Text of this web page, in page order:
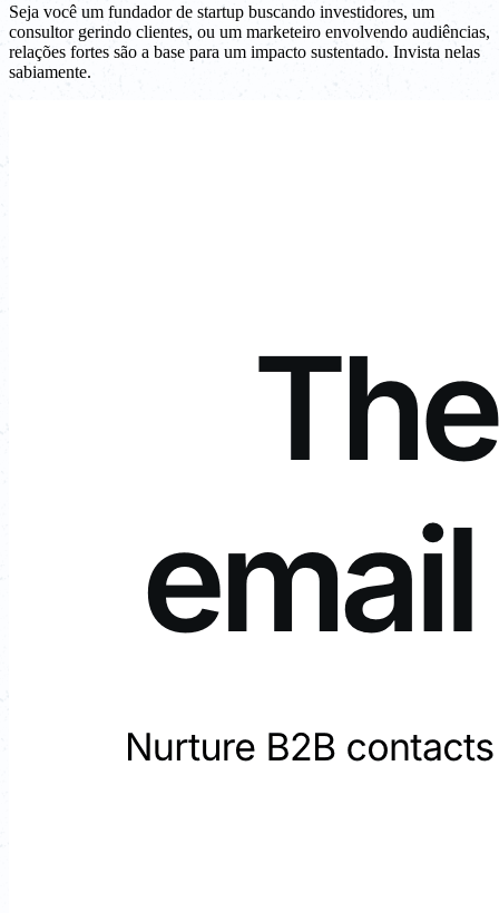
Seja você um fundador de startup buscando investidores, um
consultor gerindo clientes, ou um marketeiro envolvendo audiências,
relações fortes são a base para um impacto sustentado. Invista nelas
sabiamente.